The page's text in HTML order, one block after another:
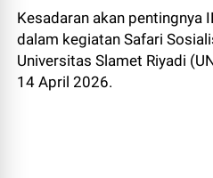
Kesadaran akan pentingnya
dalam kegiatan Safari
Universitas Slamet Riyadi
14 April 2026.